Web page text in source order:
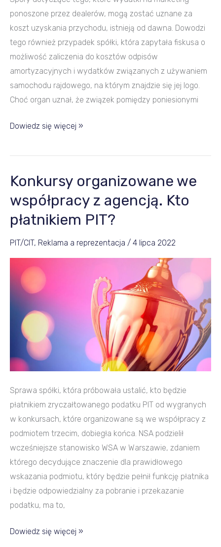
ponoszone przez dealerów, mogą zostać uznane za
koszt uzyskania przychodu, istnieją od dawna. Dowodzi
tego również przypadek spółki, która zapytała fiskusa o
możliwość zaliczenia do kosztów odpisów
amortyzacyjnych i wydatków związanych z używaniem
samochodu rajdowego, na którym znajdzie się jej logo.
Choć organ uznał, że związek pomiędzy poniesionymi
Dowiedz się więcej »
Konkursy organizowane we
współpracy z agencją. Kto
płatnikiem PIT?
PIT/CIT, Reklama a reprezentacja / 4 lipca 2022
Sprawa spółki, która próbowała ustalić, kto będzie
płatnikiem zryczałtowanego podatku PIT od wygranych
w konkursach, które organizowane są we współpracy z
podmiotem trzecim, dobiegła końca. NSA podzielił
wcześniejsze stanowisko WSA w Warszawie, zdaniem
którego decydujące znaczenie dla prawidłowego
wskazania podmiotu, który będzie pełnił funkcję płatnika
i będzie odpowiedzialny za pobranie i przekazanie
podatku, ma to,
Konkursy
organizowane
we
współpracy
płatnikiem
PIT?
Dowiedz się więcej »